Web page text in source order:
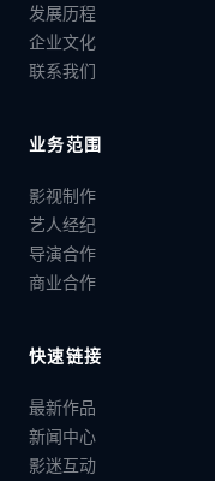
发展历程
企业文化
联系我们
业务范围
影视制作
艺人经纪
导演合作
商业合作
快速链接
最新作品
新闻中心
影迷互动